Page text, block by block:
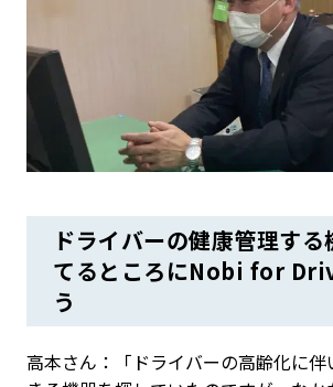
ドライバーの健康管理する
てるところにNobi for
う
高本さん：「ドライバーの高齢化に